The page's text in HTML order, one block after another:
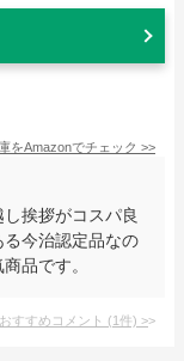
をAmazonでチェック >>
挨拶がコスパ良
今治認定品なの
品です。
すすめコメント (1件) >